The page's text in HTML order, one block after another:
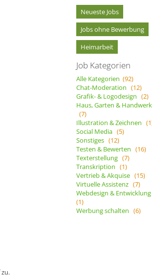
Neueste Jobs
Jobs ohne Bewerbung
Heimarbeit
Job Kategorien
Alle Kategorien (92)
Chat-Moderation (12)
Grafik- & Logodesign (2)
Haus, Garten & Handwerk
(7)
Illustration & Zeichnen
Social Media (5)
Sonstiges (12)
Testen & Bewerten (16)
Texterstellung (7)
Transkription (1)
Vertrieb & Akquise (15)
Virtuelle Assistenz (7)
Webdesign & Entwicklung
(1)
Werbung schalten (6)